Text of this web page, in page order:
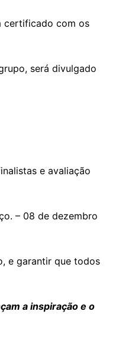
com os
será divulgado
e avaliação
– 08 de dezembro
e garantir que todos
a inspiração e o